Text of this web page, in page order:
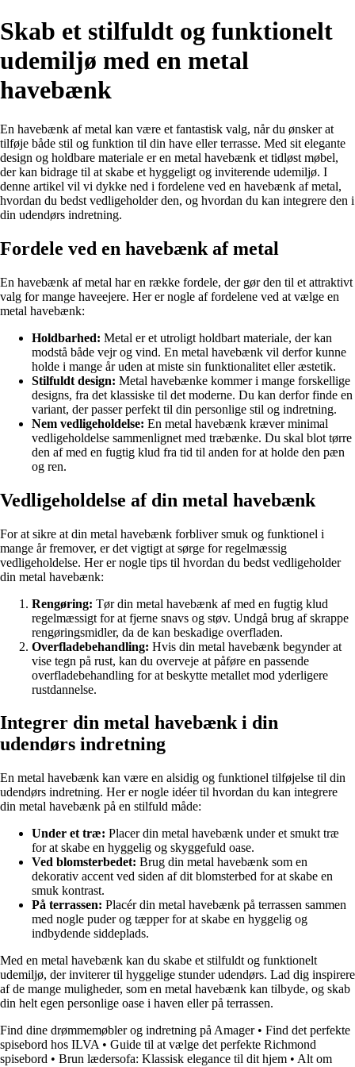
Skab et stilfuldt og funktionelt
udemiljø med en metal
havebænk
En havebænk af metal kan være et fantastisk valg, når du ønsker at
tilføje både stil og funktion til din have eller terrasse. Med sit elegante
design og holdbare materiale er en metal havebænk et tidløst møbel,
der kan bidrage til at skabe et hyggeligt og inviterende udemiljø. I
denne artikel vil vi dykke ned i fordelene ved en havebænk af metal,
hvordan du bedst vedligeholder den, og hvordan du kan integrere den i
din udendørs indretning.
Fordele ved en havebænk af metal
En havebænk af metal har en række fordele, der gør den til et attraktivt
valg for mange haveejere. Her er nogle af fordelene ved at vælge en
metal havebænk:
Holdbarhed: Metal er et utroligt holdbart materiale, der kan
modstå både vejr og vind. En metal havebænk vil derfor kunne
holde i mange år uden at miste sin funktionalitet eller æstetik.
Stilfuldt design: Metal havebænke kommer i mange forskellige
designs, fra det klassiske til det moderne. Du kan derfor finde en
variant, der passer perfekt til din personlige stil og indretning.
Nem vedligeholdelse: En metal havebænk kræver minimal
vedligeholdelse sammenlignet med træbænke. Du skal blot tørre
den af med en fugtig klud fra tid til anden for at holde den pæn
og ren.
Vedligeholdelse af din metal havebænk
For at sikre at din metal havebænk forbliver smuk og funktionel i
mange år fremover, er det vigtigt at sørge for regelmæssig
vedligeholdelse. Her er nogle tips til hvordan du bedst vedligeholder
din metal havebænk:
Rengøring: Tør din metal havebænk af med en fugtig klud
regelmæssigt for at fjerne snavs og støv. Undgå brug af skrappe
rengøringsmidler, da de kan beskadige overfladen.
Overfladebehandling: Hvis din metal havebænk begynder at
vise tegn på rust, kan du overveje at påføre en passende
overfladebehandling for at beskytte metallet mod yderligere
rustdannelse.
Integrer din metal havebænk i din
udendørs indretning
En metal havebænk kan være en alsidig og funktionel tilføjelse til din
udendørs indretning. Her er nogle idéer til hvordan du kan integrere
din metal havebænk på en stilfuld måde:
Under et træ: Placer din metal havebænk under et smukt træ
for at skabe en hyggelig og skyggefuld oase.
Ved blomsterbedet: Brug din metal havebænk som en
dekorativ accent ved siden af dit blomsterbed for at skabe en
smuk kontrast.
På terrassen: Placér din metal havebænk på terrassen sammen
med nogle puder og tæpper for at skabe en hyggelig og
indbydende siddeplads.
Med en metal havebænk kan du skabe et stilfuldt og funktionelt
udemiljø, der inviterer til hyggelige stunder udendørs. Lad dig inspirere
af de mange muligheder, som en metal havebænk kan tilbyde, og skab
din helt egen personlige oase i haven eller på terrassen.
Find dine drømmemøbler og indretning på Amager• Find det perfekte
spisebord hos ILVA • Guide til at vælge det perfekte Richmond
spisebord • Brun lædersofa: Klassisk elegance til dit hjem • Alt om